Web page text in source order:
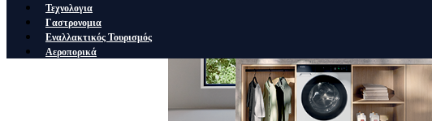
Τεχνολογια
Γαστρονομια
Εναλλακτικός Τουρισμός
Αεροπορικά